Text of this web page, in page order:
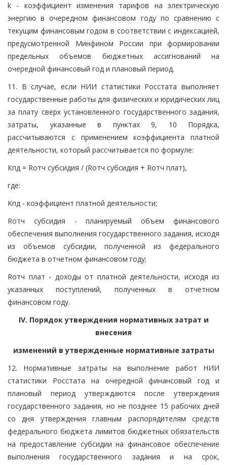
k - коэффициент изменения тарифов на электрическую
энергию в очередном финансовом году по сравнению с
текущим финансовым годом в соответствии с индексацией,
предусмотренной Минфином России при формировании
предельных объемов бюджетных ассигнований на
очередной финансовый год и плановый период.
11. В случае, если НИИ статистики Росстата выполняет
государственные работы для физических и юридических лиц
за плату сверх установленного государственного задания,
затраты, указанные в пунктах 9, 10 Порядка,
рассчитываются с применением коэффициента платной
деятельности, который рассчитывается по формуле:
Кпд = Rотч субсидия / (Rотч субсидия + Rотч плат),
где:
Кпд - коэффициент платной деятельности;
Rотч субсидия - планируемый объем финансового
обеспечения выполнения государственного задания, исходя
из объемов субсидии, полученной из федерального
бюджета в отчетном финансовом году;
Rотч плат - доходы от платной деятельности, исходя из
указанных поступлений, полученных в отчетном
финансовом году.
IV. Порядок утверждения нормативных затрат и
внесения
изменений в утвержденные нормативные затраты
12. Нормативные затраты на выполнение работ НИИ
статистики Росстата на очередной финансовый год и
плановый период утверждаются после утверждения
государственного задания, но не позднее 15 рабочих дней
со дня утверждения главным распорядителям средств
федерального бюджета лимитов бюджетных обязательств
на предоставление субсидии на финансовое обеспечение
выполнения государственного задания и на срок,